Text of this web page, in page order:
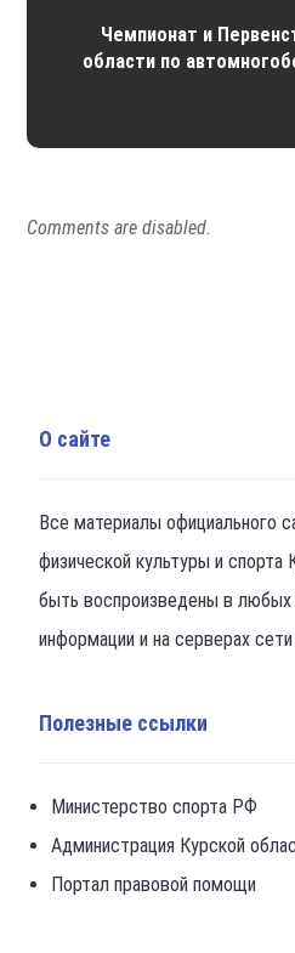
Чемпионат и
области по
Comments are disabled.
О сайте
Все материалы официального
физической культуры и
быть воспроизведены в
информации и на серверах
Полезные ссылки
Министерство спорта РФ
Администрация Курской
Портал правовой помощи